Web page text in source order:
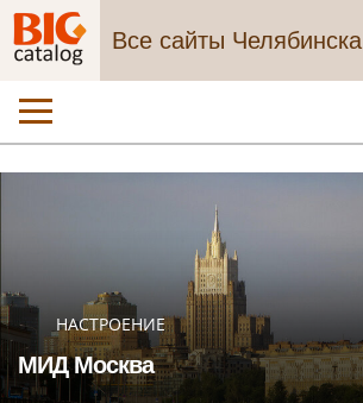
Все сайты Челябинска
НАСТРОЕНИЕ
МИД Москва